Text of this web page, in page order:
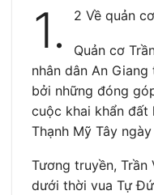
1. 2 Về quản
Quản cơ
nhân dân An
bởi những đóng
cuộc khai khẩn đất
Thạnh Mỹ Tây ngày
Tương truyền, Trần
dưới thời vua Tự